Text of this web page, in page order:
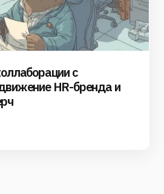
с
HR-бренда и